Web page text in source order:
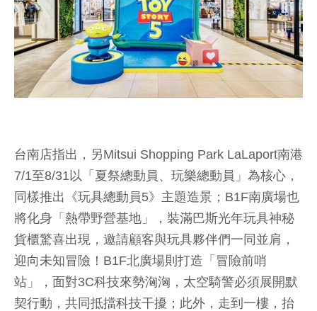
台南店指出，另Mitsui Shopping Park LaLaport南港
7/1至8/31以「夏祭總動員、玩樂總動員」為核心，
同樣推出《玩具總動員5》主題造景；B1F南廣場也
將化身「熱帶野營基地」，裝滿巴斯光年玩具神秘
貨櫃驚喜出現，邀請顧客與玩具夥伴們一同並肩，
迎向未知冒險！B1F北廣場則打造「冒險前哨
站」，面對3C科技來勢洶洶，太空騎警必須展開默
契行動，共同抵擋科技干擾；此外，走到一樓，抬